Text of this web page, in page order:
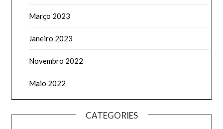
Março 2023
Janeiro 2023
Novembro 2022
Maio 2022
CATEGORIES